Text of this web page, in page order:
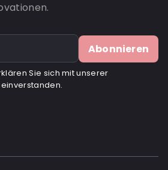
Abonnieren
Sie sich mit unserer
einverstanden.